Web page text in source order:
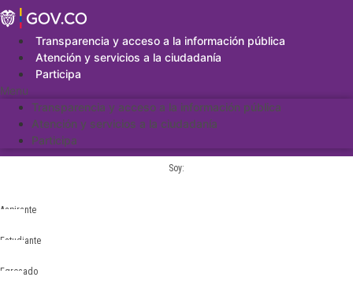
Saltar
al
contenidoTransparencia y acceso a la información pública
Atención y servicios a la ciudadanía
Participa
Menu
Transparencia y acceso a la información pública
Atención y servicios a la ciudadanía
Participa
Soy:
Aspirante
Estudiante
Egresado